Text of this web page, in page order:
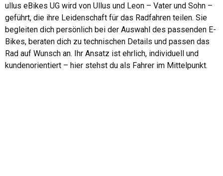
ullus eBikes UG wird von Ullus und Leon – Vater und Sohn –
geführt, die ihre Leidenschaft für das Radfahren teilen. Sie
begleiten dich persönlich bei der Auswahl des passenden E-
Bikes, beraten dich zu technischen Details und passen das
Rad auf Wunsch an. Ihr Ansatz ist ehrlich, individuell und
kundenorientiert – hier stehst du als Fahrer im Mittelpunkt.